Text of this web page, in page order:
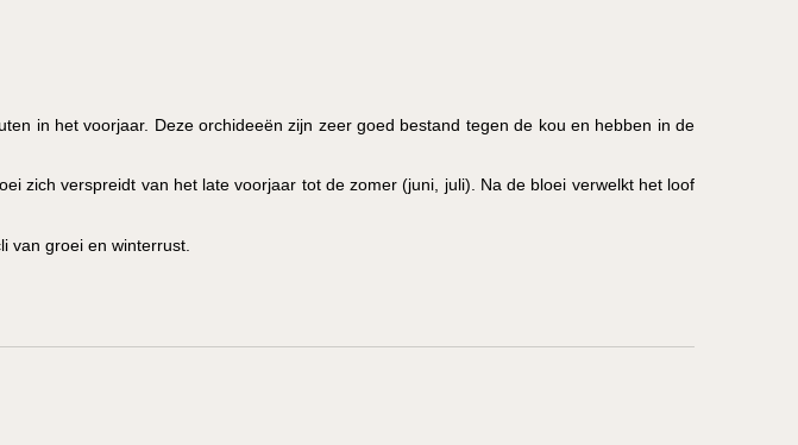
in het voorjaar. Deze orchideeën zijn zeer goed bestand tegen de kou en hebben in de
zich verspreidt van het late voorjaar tot de zomer (juni, juli). Na de bloei verwelkt het loof
van groei en winterrust.